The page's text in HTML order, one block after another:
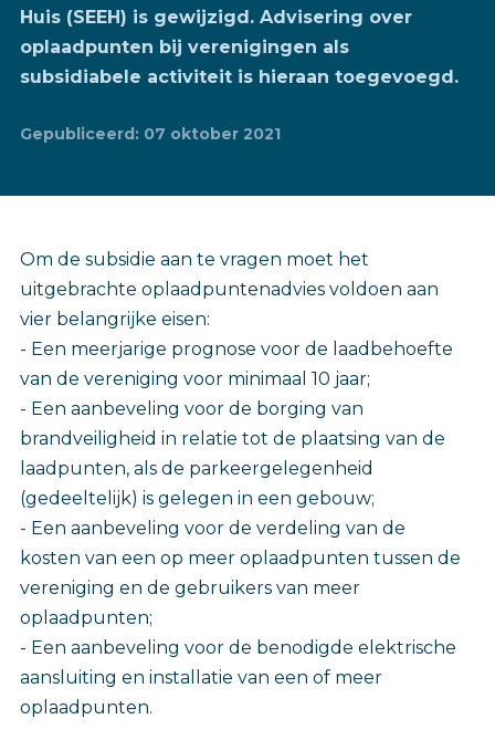
Huis (SEEH) is gewijzigd. Advisering over
oplaadpunten bij verenigingen als
subsidiabele activiteit is hieraan toegevoegd.
Gepubliceerd: 07 oktober 2021
Om de subsidie aan te vragen moet het
uitgebrachte oplaadpuntenadvies voldoen aan
vier belangrijke eisen:
- Een meerjarige prognose voor de laadbehoefte
van de vereniging voor minimaal 10 jaar;
- Een aanbeveling voor de borging van
brandveiligheid in relatie tot de plaatsing van de
laadpunten, als de parkeergelegenheid
(gedeeltelijk) is gelegen in een gebouw;
- Een aanbeveling voor de verdeling van de
kosten van een op meer oplaadpunten tussen de
vereniging en de gebruikers van meer
oplaadpunten;
- Een aanbeveling voor de benodigde elektrische
aansluiting en installatie van een of meer
oplaadpunten.